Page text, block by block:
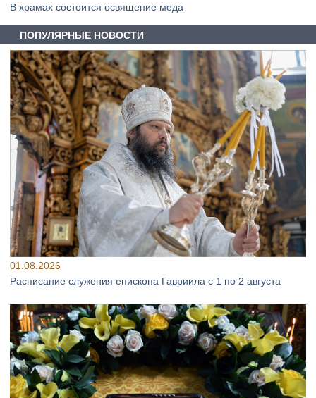
В храмах состоится освящение меда
ПОПУЛЯРНЫЕ НОВОСТИ
01.08.2026
Расписание служения епископа Гавриила с 1 по 2 августа